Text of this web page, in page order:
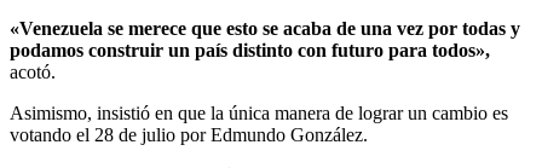
«Venezuela se merece que esto se acaba de una vez por todas y
podamos construir un país distinto con futuro para todos»,
acotó.
Asimismo, insistió en que la única manera de lograr un cambio es
votando el 28 de julio por Edmundo González.